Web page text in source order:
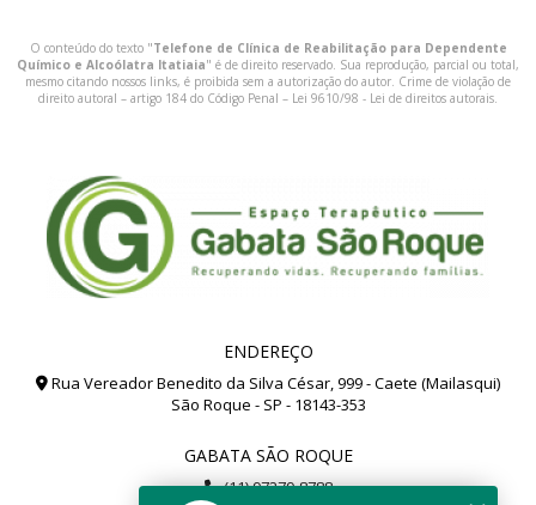
O conteúdo do texto "Telefone de Clínica de Reabilitação para Dependente
Químico e Alcoólatra Itatiaia" é de direito reservado. Sua reprodução, parcial ou total,
mesmo citando nossos links, é proibida sem a autorização do autor. Crime de violação de
direito autoral – artigo 184 do Código Penal – Lei 9610/98 - Lei de direitos autorais.
ENDEREÇO
Rua Vereador Benedito da Silva César, 999 - Caete (Mailasqui)
São Roque - SP - 18143-353
GABATA SÃO ROQUE
(11) 97279-8788